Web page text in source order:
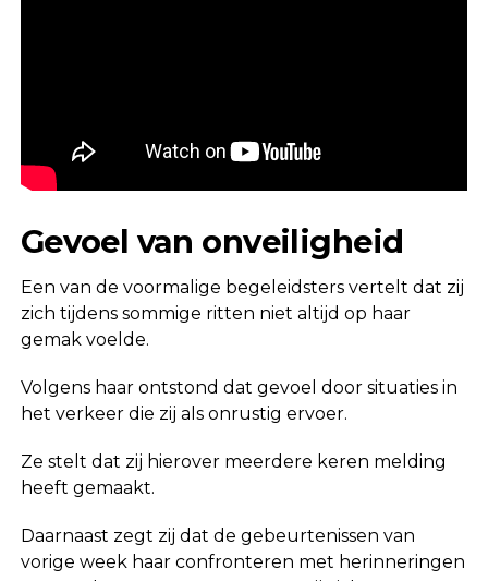
Gevoel van onveiligheid
Een van de voormalige begeleidsters vertelt dat zij
zich tijdens sommige ritten niet altijd op haar
gemak voelde.
Volgens haar ontstond dat gevoel door situaties in
het verkeer die zij als onrustig ervoer.
Ze stelt dat zij hierover meerdere keren melding
heeft gemaakt.
Daarnaast zegt zij dat de gebeurtenissen van
vorige week haar confronteren met herinneringen